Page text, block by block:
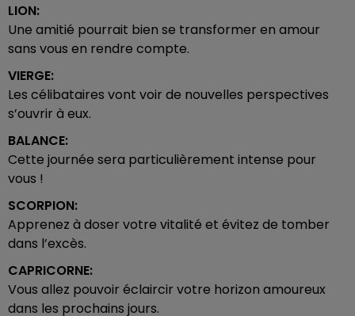
LION:
Une amitié pourrait bien se transformer en amour
sans vous en rendre compte.
VIERGE:
Les célibataires vont voir de nouvelles perspectives
s’ouvrir à eux.
BALANCE:
Cette journée sera particulièrement intense pour
vous !
SCORPION:
Apprenez à doser votre vitalité et évitez de tomber
dans l’excès.
CAPRICORNE:
Vous allez pouvoir éclaircir votre horizon amoureux
dans les prochains jours.